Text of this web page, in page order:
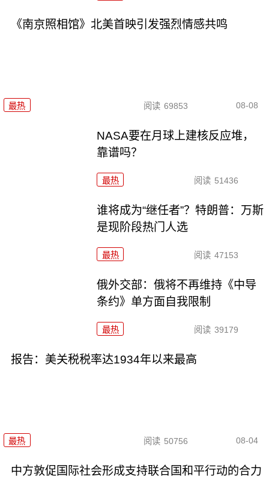
《南京照相馆》北美首映引发强烈情感共鸣
最热 阅读 69853 08-08
NASA要在月球上建核反应堆，
靠谱吗？
最热 阅读 51436
谁将成为“继任者”？特朗普：万斯
是现阶段热门人选
最热 阅读 47153
俄外交部：俄将不再维持《中导
条约》单方面自我限制
最热 阅读 39179
报告：美关税税率达1934年以来最高
最热 阅读 50756 08-04
中方敦促国际社会形成支持联合国和平行动的合力